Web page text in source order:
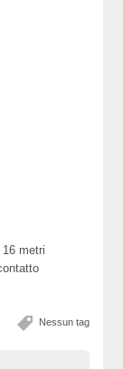
metri
Nessun tag